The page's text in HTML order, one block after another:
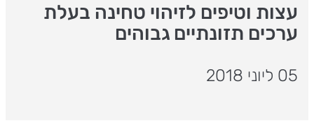
עצות וטיפים לזיהוי טחינה בעלת
ערכים תזונתיים גבוהים
05 ליוני 2018